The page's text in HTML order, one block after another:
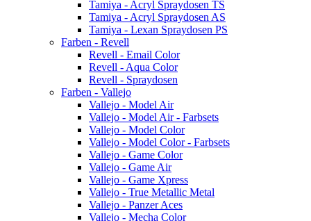
Tamiya - Acryl Spraydosen TS
Tamiya - Acryl Spraydosen AS
Tamiya - Lexan Spraydosen PS
Farben - Revell
Revell - Email Color
Revell - Aqua Color
Revell - Spraydosen
Farben - Vallejo
Vallejo - Model Air
Vallejo - Model Air - Farbsets
Vallejo - Model Color
Vallejo - Model Color - Farbsets
Vallejo - Game Color
Vallejo - Game Air
Vallejo - Game Xpress
Vallejo - True Metallic Metal
Vallejo - Panzer Aces
Vallejo - Mecha Color